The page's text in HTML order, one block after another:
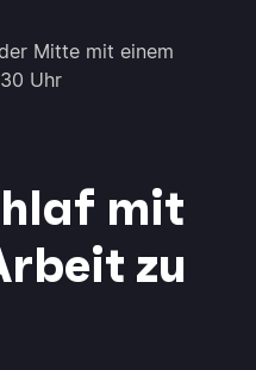
Mitte mit einem
Uhr
mit
zu